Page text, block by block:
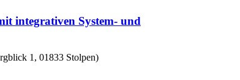
integrativen System- und
1, 01833 Stolpen)